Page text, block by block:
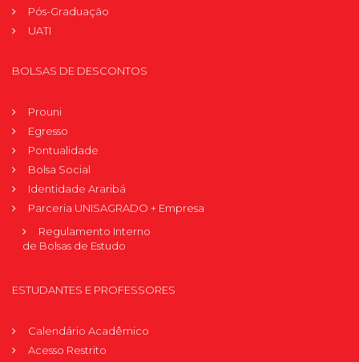
Pós-Graduação
UATI
BOLSAS DE DESCONTOS
Prouni
Egresso
Pontualidade
Bolsa Social
Identidade Araribá
Parceria UNISAGRADO + Empresa
Regulamento Interno
de Bolsas de Estudo
ESTUDANTES E PROFESSORES
Calendário Acadêmico
Acesso Restrito